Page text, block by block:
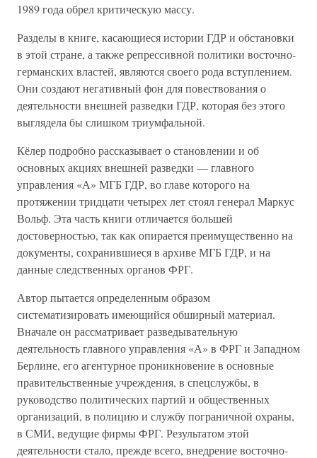
1989 года обрел критическую массу.
Разделы в книге, касающиеся истории ГДР и обстановки
в этой стране, а также репрессивной политики восточно-
германских властей, являются своего рода вступлением.
Они создают негативный фон для повествования о
деятельности внешней разведки ГДР, которая без этого
выглядела бы слишком триумфальной.
Кёлер подробно рассказывает о становлении и об
основных акциях внешней разведки — главного
управления «А» МГБ ГДР, во главе которого на
протяжении тридцати четырех лет стоял генерал Маркус
Вольф. Эта часть книги отличается большей
достоверностью, так как опирается преимущественно на
документы, сохранившиеся в архиве МГБ ГДР, и на
данные следственных органов ФРГ.
Автор пытается определенным образом
систематизировать имеющийся обширный материал.
Вначале он рассматривает разведывательную
деятельность главного управления «А» в ФРГ и Западном
Берлине, его агентурное проникновение в основные
правительственные учреждения, в спецслужбы, в
руководство политических партий и общественных
организаций, в полицию и службу пограничной охраны,
в СМИ, ведущие фирмы ФРГ. Результатом этой
деятельности стало, прежде всего, внедрение восточно-